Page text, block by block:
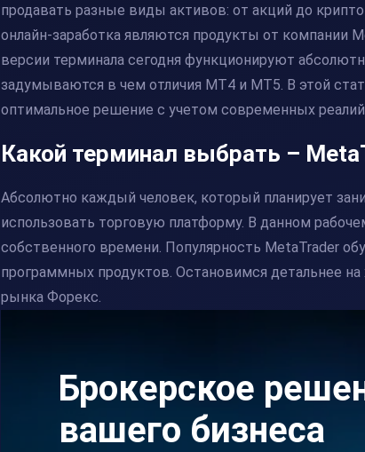
продавать разные виды активов: от акций до
онлайн-заработка являются продукты от компании
версии терминала сегодня функционируют
задумываются в чем отличия MT4 и MT5. В этой
оптимальное решение с учетом современных реалий.
Какой терминал выбрать –
Абсолютно каждый человек, который планирует
использовать торговую платформу. В данном
собственного времени. Популярность MetaTrader
программных продуктов. Остановимся детальнее
рынка Форекс.
Брокерское
вашего бизнеса